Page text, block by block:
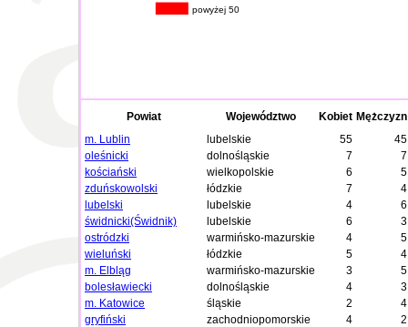
powyżej 50
Powiat Województwo Kobiet Mężczyzn
m. Lublin
lubelskie 55
45
oleśnicki
dolnośląskie 7
7
kościański
wielkopolskie 6
5
zduńskowolski
łódzkie 7
4
lubelski
lubelskie 4
6
świdnicki(Świdnik)
lubelskie 6
3
ostródzki
warmińsko-mazurskie 4
5
wieluński
łódzkie 5
4
m. Elbląg
warmińsko-mazurskie 3
5
bolesławiecki
dolnośląskie 4
3
m. Katowice
śląskie 2
4
gryfiński
zachodniopomorskie 4
2